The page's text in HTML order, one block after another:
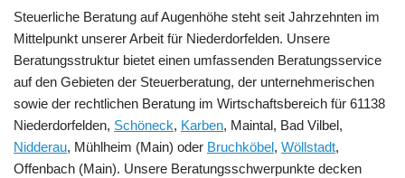
Steuerliche Beratung auf Augenhöhe steht seit Jahrzehnten im
Mittelpunkt unserer Arbeit für Niederdorfelden. Unsere
Beratungsstruktur bietet einen umfassenden Beratungsservice
auf den Gebieten der Steuerberatung, der unternehmerischen
sowie der rechtlichen Beratung im Wirtschaftsbereich für 61138
Niederdorfelden, Schöneck, Karben, Maintal, Bad Vilbel,
Nidderau, Mühlheim (Main) oder Bruchköbel, Wöllstadt,
Offenbach (Main). Unsere Beratungsschwerpunkte decken